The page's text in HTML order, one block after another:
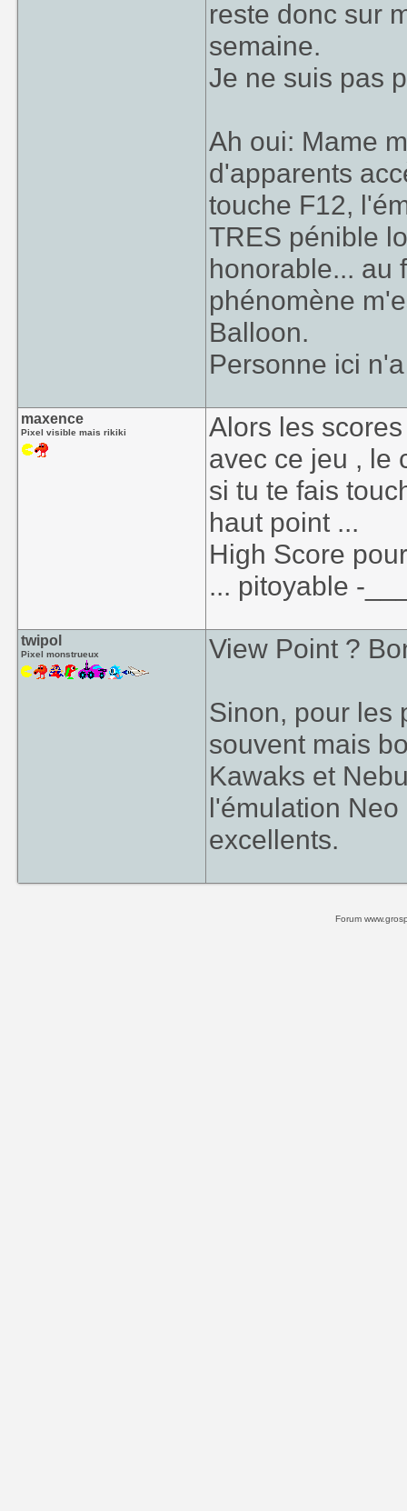
reste donc sur
semaine.
Je ne suis pas
Ah oui: Mame
d'apparents
touche F12,
TRES pénible
honorable... au
phénomène
Balloon.
Personne ici
maxence
Pixel visible mais rikiki
Alors les
avec ce jeu , le
si tu te fais
haut point ...
High Score
... pitoyable -
twipol
Pixel monstrueux View Point ?
Sinon, pour les
souvent mais
Kawaks et
l'émulation
excellents.
Forum